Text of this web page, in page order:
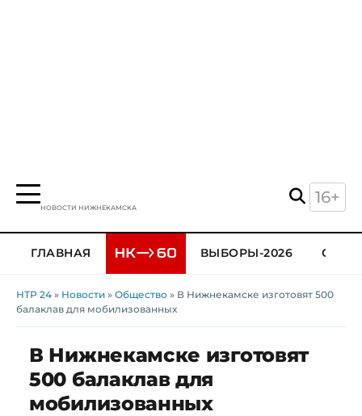
НОВОСТИ НИЖНЕКАМСКА
16+
ГЛАВНАЯ ВЫБОРЫ-2026
НТР 24 » Новости » Общество » В Нижнекамске изготовят 500
балаклав для мобилизованных
В Нижнекамске изготовят
500 балаклав для
мобилизованных